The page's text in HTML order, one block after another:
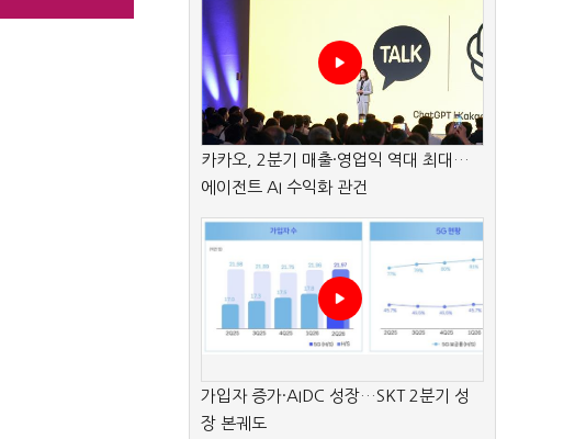
카카오, 2분기 매출·영업익 역대 최대…
에이전트 AI 수익화 관건
가입자 증가·AIDC 성장…SKT 2분기 성
장 본궤도